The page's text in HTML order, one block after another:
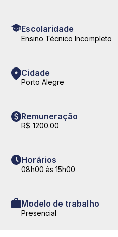
Escolaridade
Ensino Técnico Incompleto
Cidade
Porto Alegre
Remuneração
R$ 1200.00
Horários
08h00 às 15h00
Modelo de trabalho
Presencial